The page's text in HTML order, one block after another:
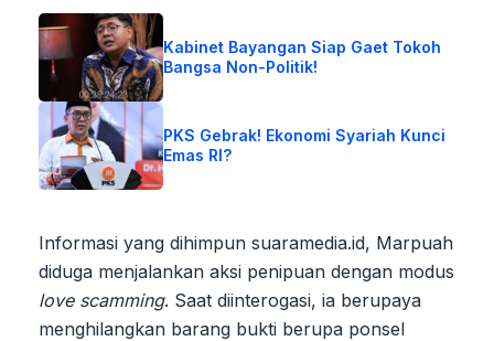
Kabinet Bayangan Siap Gaet Tokoh
Bangsa Non-Politik!
PKS Gebrak! Ekonomi Syariah Kunci
Emas RI?
Informasi yang dihimpun suaramedia.id, Marpuah
diduga menjalankan aksi penipuan dengan modus
love scamming. Saat diinterogasi, ia berupaya
menghilangkan barang bukti berupa ponsel